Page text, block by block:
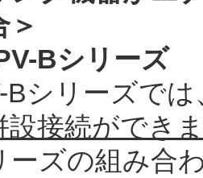
＞
Bシリーズ
Bシリーズでは
設接続ができ
ーズの組み合